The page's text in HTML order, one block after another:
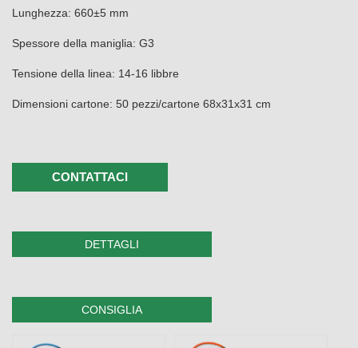
Lunghezza: 660±5 mm
Spessore della maniglia: G3
Tensione della linea: 14-16 libbre
Dimensioni cartone: 50 pezzi/cartone 68x31x31 cm
CONTATTACI
DETTAGLI
CONSIGLIA